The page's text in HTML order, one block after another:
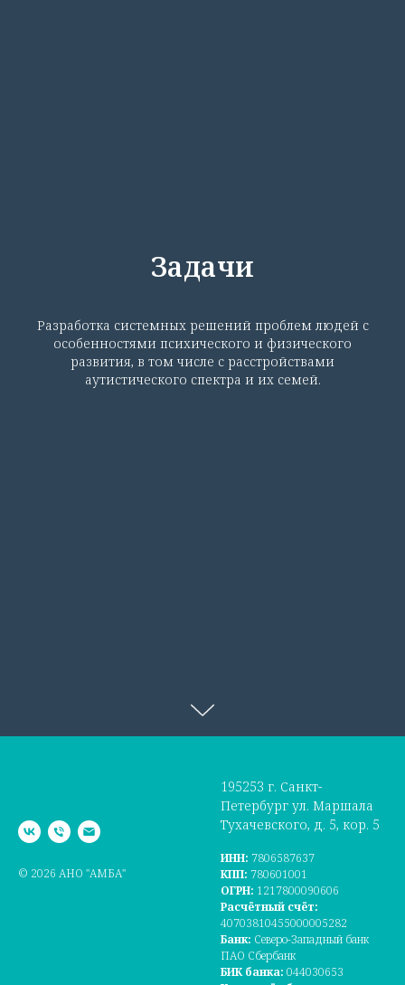
Задачи
Разработка системных решений проблем людей с
особенностями психического и физического
развития, в том числе с расстройствами
аутистического спектра и их семей.
© 2026 АНО "АМБА"
195253 г. Санкт-
Петербург ул. Маршала
Тухачевского, д. 5, кор. 5
ИНН: 7806587637
КПП: 780601001
ОГРН: 1217800090606
Расчётный счёт:
40703810455000005282
Банк: Северо-Западный банк
ПАО Сбербанк
БИК банка: 044030653